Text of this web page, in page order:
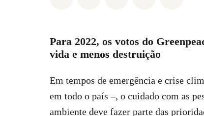
Para 2022, os votos do
vida e menos destruição
Em tempos de emergência e crise
em todo o país –, o cuidado com as
ambiente deve fazer parte das